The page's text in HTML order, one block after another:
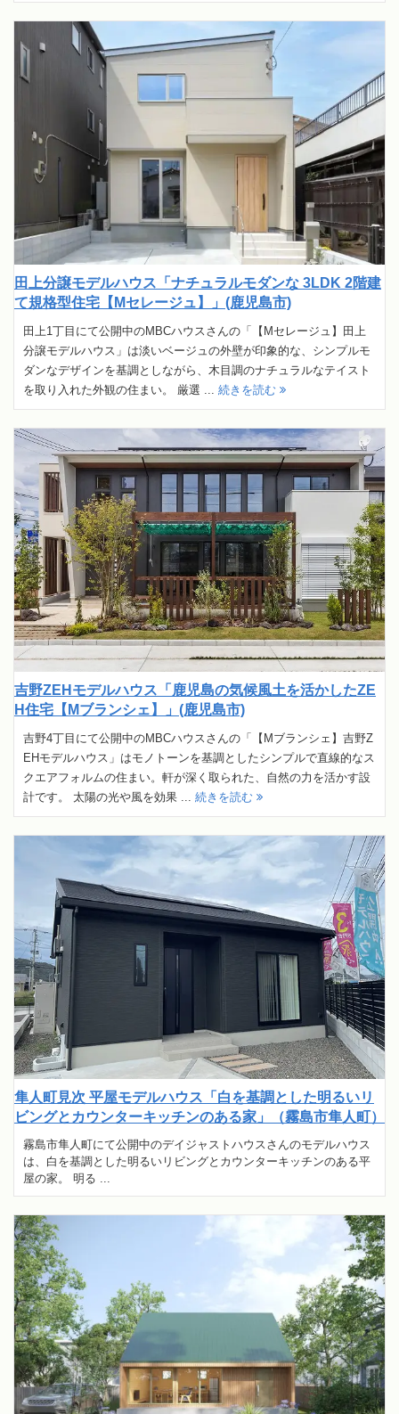
田上分譲モデルハウス「ナチュラルモダンな 3LDK 2階建
て規格型住宅【Mセレージュ】」(鹿児島市)
田上1丁目にて公開中のMBCハウスさんの「【Mセレージュ】田上
分譲モデルハウス」は淡いベージュの外壁が印象的な、シンプルモ
ダンなデザインを基調としながら、木目調のナチュラルなテイスト
を取り入れた外観の住まい。 厳選 ... 続きを読む
吉野ZEHモデルハウス「鹿児島の気候風土を活かしたZE
H住宅【Mブランシェ】」(鹿児島市)
吉野4丁目にて公開中のMBCハウスさんの「【Mブランシェ】吉野Z
EHモデルハウス」はモノトーンを基調としたシンプルで直線的なス
クエアフォルムの住まい。軒が深く取られた、自然の力を活かす設
計です。 太陽の光や風を効果 ... 続きを読む
隼人町見次 平屋モデルハウス「白を基調とした明るいリ
ビングとカウンターキッチンのある家」（霧島市隼人町）
霧島市隼人町にて公開中のデイジャストハウスさんのモデルハウス
は、白を基調とした明るいリビングとカウンターキッチンのある平
屋の家。 明る ...